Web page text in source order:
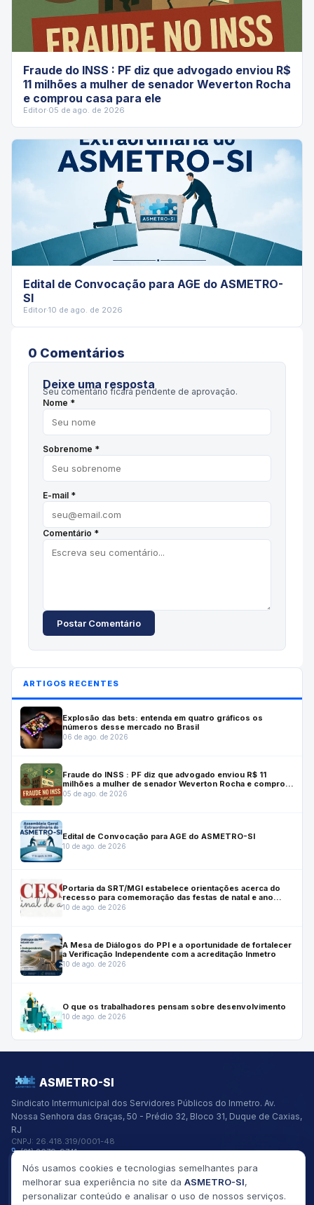
Fraude do INSS : PF diz que advogado enviou R$
11 milhões a mulher de senador Weverton Rocha
e comprou casa para ele
Editor·05 de ago. de 2026
Edital de Convocação para AGE do ASMETRO-
SI
Editor·10 de ago. de 2026
0 Comentários
Deixe uma resposta
Seu comentário ficará pendente de aprovação.
Nome *
Sobrenome *
E-mail *
Comentário *
Postar Comentário
ARTIGOS RECENTES
Explosão das bets: entenda em quatro gráficos os
números desse mercado no Brasil
06 de ago. de 2026
Fraude do INSS : PF diz que advogado enviou R$ 11
milhões a mulher de senador Weverton Rocha e comprou
casa para ele
05 de ago. de 2026
Edital de Convocação para AGE do ASMETRO-SI
10 de ago. de 2026
Portaria da SRT/MGI estabelece orientações acerca do
recesso para comemoração das festas de natal e ano
novo.
10 de ago. de 2026
A Mesa de Diálogos do PPI e a oportunidade de fortalecer
a Verificação Independente com a acreditação Inmetro
10 de ago. de 2026
O que os trabalhadores pensam sobre desenvolvimento
10 de ago. de 2026
ASMETRO-SI
Sindicato Intermunicipal dos Servidores Públicos do Inmetro. Av.
Nossa Senhora das Graças, 50 - Prédio 32, Bloco 31, Duque de Caxias,
RJ
CNPJ: 26.418.319/0001-48
(21) 2679-9741
asmetro@asmetro.org.br
Links Rápidos
Institucional
Gestão
Nós usamos cookies e tecnologias semelhantes para
melhorar sua experiência no site da ASMETRO-SI,
personalizar conteúdo e analisar o uso de nossos serviços.